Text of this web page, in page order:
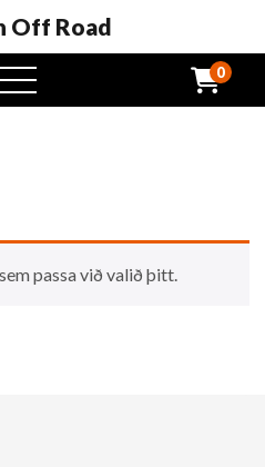
Off Road
Opinn
valmynd
0
passa við valið þitt.